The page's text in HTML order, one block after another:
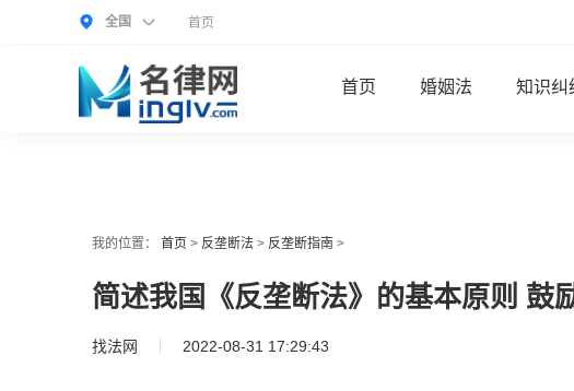
全国 首页
首页 婚姻法 知识纠
我的位置： 首页 > 反垄断法 > 反垄断指南 >
简述我国《反垄断法》的基本原则 鼓
找法网 2022-08-31 17:29:43